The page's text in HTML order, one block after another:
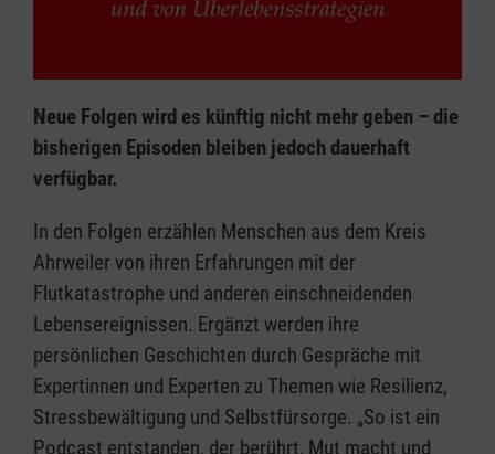
Neue Folgen wird es künftig nicht mehr geben – die
bisherigen Episoden bleiben jedoch dauerhaft
verfügbar.
In den Folgen erzählen Menschen aus dem Kreis
Ahrweiler von ihren Erfahrungen mit der
Flutkatastrophe und anderen einschneidenden
Lebensereignissen. Ergänzt werden ihre
persönlichen Geschichten durch Gespräche mit
Expertinnen und Experten zu Themen wie Resilienz,
Stressbewältigung und Selbstfürsorge. „So ist ein
Podcast entstanden, der berührt, Mut macht und